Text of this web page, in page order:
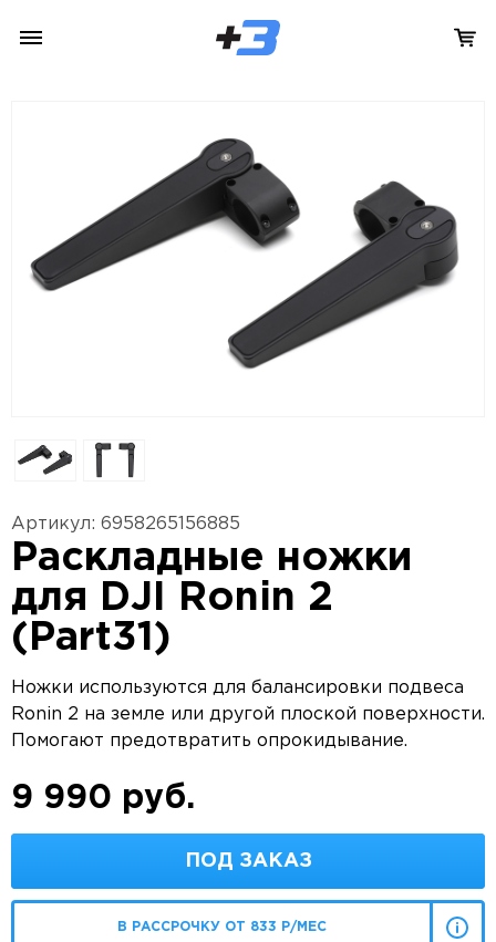
Артикул: 6958265156885
Раскладные ножки
для DJI Ronin 2
(Part31)
Ножки используются для балансировки подвеса
Ronin 2 на земле или другой плоской поверхности.
Помогают предотвратить опрокидывание.
9 990 руб.
ПОД ЗАКАЗ
В РАССРОЧКУ ОТ 833 Р/МЕС